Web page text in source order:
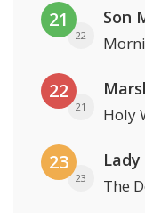
21
22
Son
22
21 Holy
23
23
Lady
The